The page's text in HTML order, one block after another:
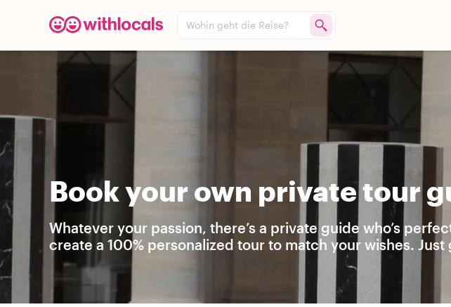
Wohin geht die Reise?
Book your own private tour
Whatever your passion, there’s a private guide who’s
create a 100% personalized tour to match your wishes. Just